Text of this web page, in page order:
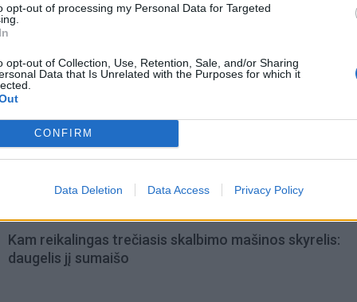
opt-out of processing my Personal Data for Targeted
opt-out of Collection, Use, Retention, Sale, and/or Sharing
Data that Is Unrelated with the Purposes for which it
CONFIRM
Data Deletion Data Access Privacy Policy
artimiausiu metu
Kam reikalingas trečiasis skalbimo mašinos skyrelis:
daugelis jį sumaišo